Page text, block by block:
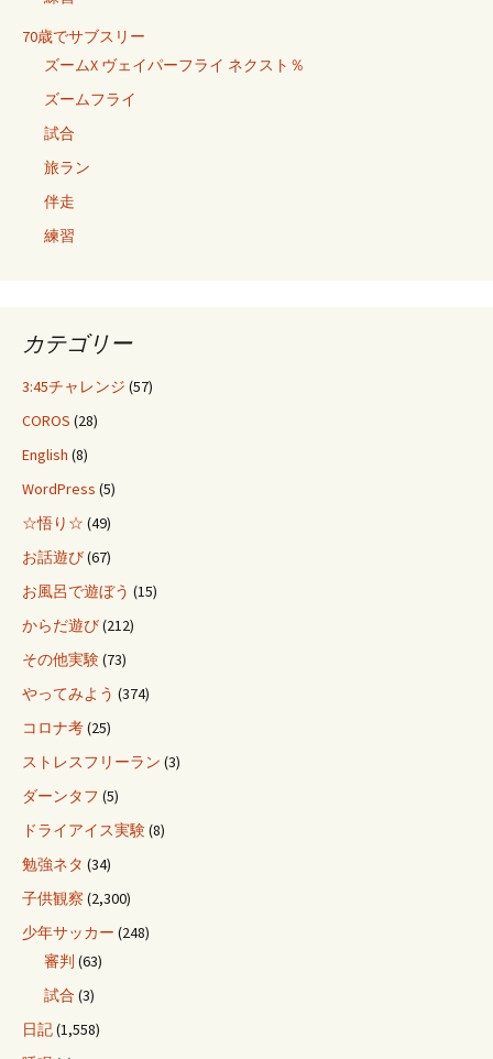
70歳でサブスリー
ズームX ヴェイパーフライ ネクスト％
ズームフライ
試合
旅ラン
伴走
練習
カテゴリー
3:45チャレンジ (57)
COROS (28)
English (8)
WordPress (5)
☆悟り☆ (49)
お話遊び(67)
お風呂で遊ぼう (15)
からだ遊び(212)
その他実験(73)
やってみよう (374)
コロナ考(25)
ストレスフリーラン (3)
ダーンタフ (5)
ドライアイス実験(8)
勉強ネタ (34)
子供観察 (2,300)
少年サッカー (248)
審判 (63)
試合 (3)
日記(1,558)